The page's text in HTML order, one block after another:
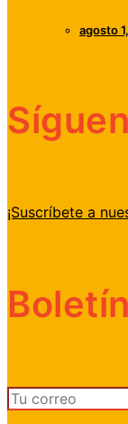
agosto
¡Suscríbete a
Boletín